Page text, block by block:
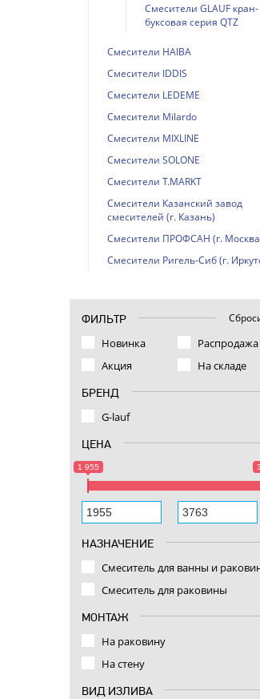
Смесители GLAUF кран-
буксовая серия QTZ
Смесители HAIBA
Смесители IDDIS
Смесители LEDEME
Смесители Milardo
Смесители MIXLINE
Смесители SOLONE
Смесители T.MARKT
Смесители Казанский завод
смесителей (г. Казань)
Смесители ПРОФСАН (г.
Смесители Ригель-Сиб (г.
ФИЛЬТР
Новинка
Распродажа
Акция
На складе
БРЕНД
G-lauf
ЦЕНА
1 955
НАЗНАЧЕНИЕ
Смеситель для ванны и
Смеситель для раковины
МОНТАЖ
На раковину
На стену
ВИД ИЗЛИВА